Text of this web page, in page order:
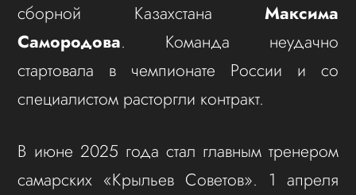
сборной Казахстана Максима
Самородова. Команда неудачно
стартовала в чемпионате России и со
специалистом расторгли контракт.
В июне 2025 года стал главным тренером
самарских «Крыльев Советов». 1 апреля